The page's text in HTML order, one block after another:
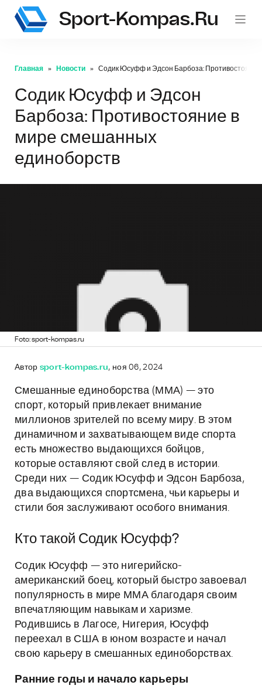
Sport-Kompas.ru
Главная Новости Содик Юсуфф и Эдсон Барбоза:
Содик Юсуфф и Эдсон
Барбоза: Противостояние в
мире смешанных
единоборств
Foto: sport-kompas.ru
Автор sport-kompas.ru, ноя 06, 2024
Смешанные единоборства (ММА) — это
спорт, который привлекает внимание
миллионов зрителей по всему миру. В этом
динамичном и захватывающем виде спорта
есть множество выдающихся бойцов,
которые оставляют свой след в истории.
Среди них — Содик Юсуфф и Эдсон Барбоза,
два выдающихся спортсмена, чьи карьеры и
стили боя заслуживают особого внимания.
Кто такой Содик Юсуфф?
Содик Юсуфф — это нигерийско-
американский боец, который быстро завоевал
популярность в мире ММА благодаря своим
впечатляющим навыкам и харизме.
Родившись в Лагосе, Нигерия, Юсуфф
переехал в США в юном возрасте и начал
свою карьеру в смешанных единоборствах.
Ранние годы и начало карьеры